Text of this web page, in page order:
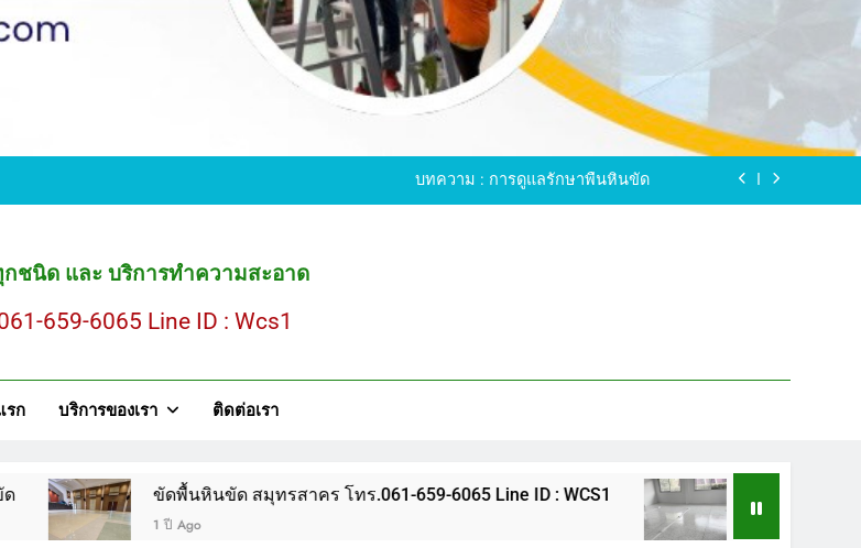
ขัดพื้นหินขัด อบต.แหลมบัวนครปฐม
ขัดพื้นหินอ่อน โทร.0616596065 ไลน์ WCS1
บทความ : การดูแลรักษาพื้นหินขัด
ขัดพื้นหินขัด สมุทรสาคร โทร.061-659-6065 Line ID : WCS1
ชนิด และ บริการทำความสะอาด
659-6065 Line ID : Wcs1
รก บริการของเรา ติดต่อเรา
ขัดพื้นหินขัด สมุทรสาคร โทร.061-659-6065 Line ID : WCS1
1 ปี Ago
ขัดพื้นหินขัด อบต.แหลมบัวน
1 ปี Ago